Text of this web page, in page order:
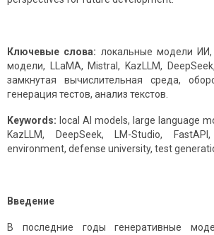
Ключевые слова: локальные модели
модели, LLaMA, Mistral, KazLLM,
замкнутая вычислительная среда,
генерация тестов, анализ текстов.
Keywords: local AI models, large language
KazLLM, DeepSeek, LM-Studio,
environment, defense university, test
Введение
В последние годы генеративные